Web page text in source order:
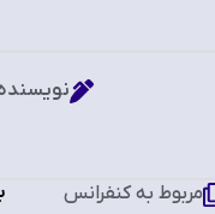
مربوط به کنفرانس